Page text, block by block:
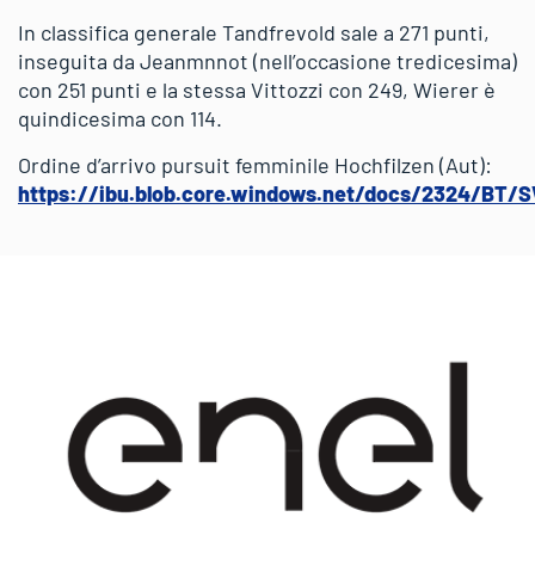
In classifica generale Tandfrevold sale a 271 punti,
inseguita da Jeanmnnot (nell’occasione tredicesima)
con 251 punti e la stessa Vittozzi con 249, Wierer è
quindicesima con 114.
Ordine d’arrivo pursuit femminile Hochfilzen (Aut):
https://ibu.blob.core.windows.net/docs/2324/BT/